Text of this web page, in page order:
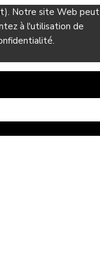
Notre site Web peut
à l'utilisation de